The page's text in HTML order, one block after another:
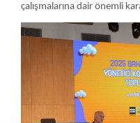
çalışmalarına dair önemli